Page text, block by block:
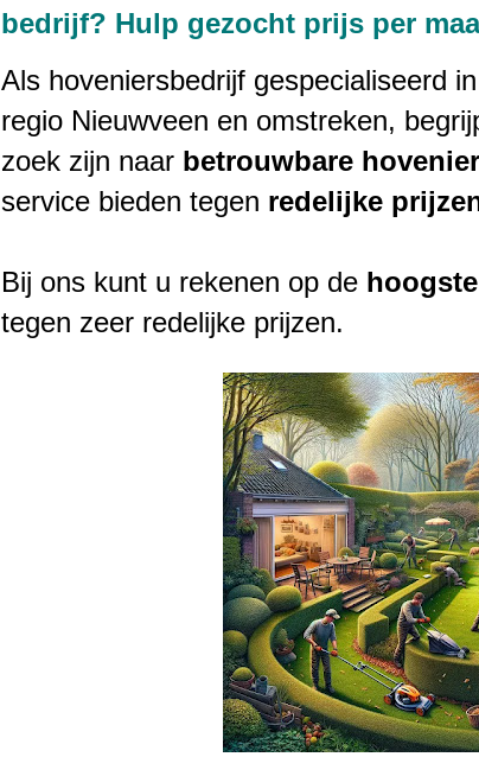
bedrijf? Hulp gezocht prijs per
Als hoveniersbedrijf gespecialiseerd
regio Nieuwveen en omstreken,
zoek zijn naar betrouwbare
service bieden tegen redelijke
Bij ons kunt u rekenen op de hoogste
tegen zeer redelijke prijzen.